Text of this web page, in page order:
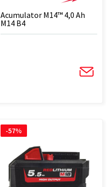
Acumulator M14™ 4,0 Ah
M14 B4
-57%